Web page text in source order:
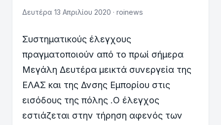
Δευτέρα 13 Απριλίου 2020 · roinews
Συστηματικούς έλεγχους
πραγματοποιούν από το πρωί σήμερα
Μεγάλη Δευτέρα μεικτά συνεργεία της
ΕΛΑΣ και της Δνσης Εμπορίου στις
εισόδους της πόλης .Ο έλεγχος
εστιάζεται στην τήρηση αφενός των